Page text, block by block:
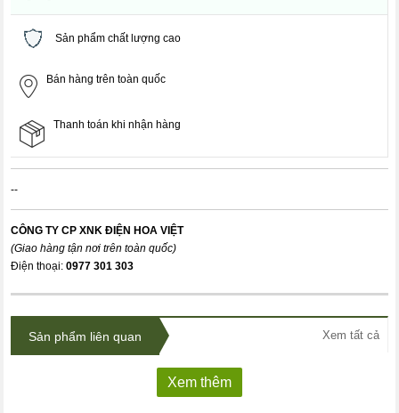
Sản phẩm chất lượng cao
Bán hàng trên toàn quốc
Thanh toán khi nhận hàng
--
CÔNG TY CP XNK ĐIỆN HOA VIỆT
(Giao hàng tận nơi trên toàn quốc)
Điện thoại:0977 301 303
Sản phẩm liên quan Xem tất cả
Xem thêm